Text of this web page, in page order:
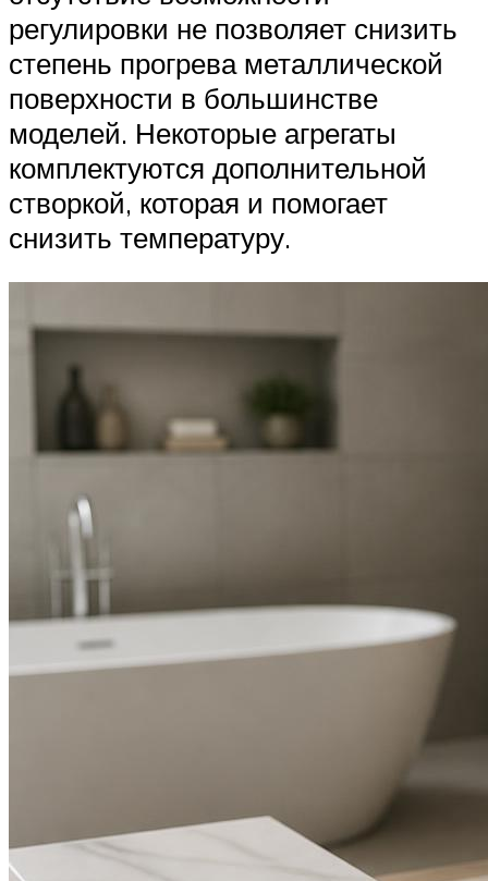
регулировки не позволяет снизить
степень прогрева металлической
поверхности в большинстве
моделей. Некоторые агрегаты
комплектуются дополнительной
створкой, которая и помогает
снизить температуру.